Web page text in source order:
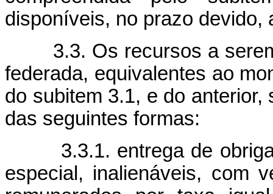
disponíveis, no prazo
3.3. Os recursos a serem
federada, equivalentes ao
do subitem 3.1, e do
das seguintes formas:
3.3.1. entrega de
especial, inalienáveis, com